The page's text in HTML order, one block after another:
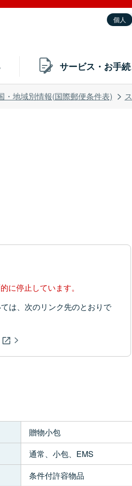
個人
サービス・お手続
・地域別情報(国際郵便条件表)
に停止しています。
は、次のリンク先のとおりで
贈物小包
通常、小包、EMS
条件付許容物品